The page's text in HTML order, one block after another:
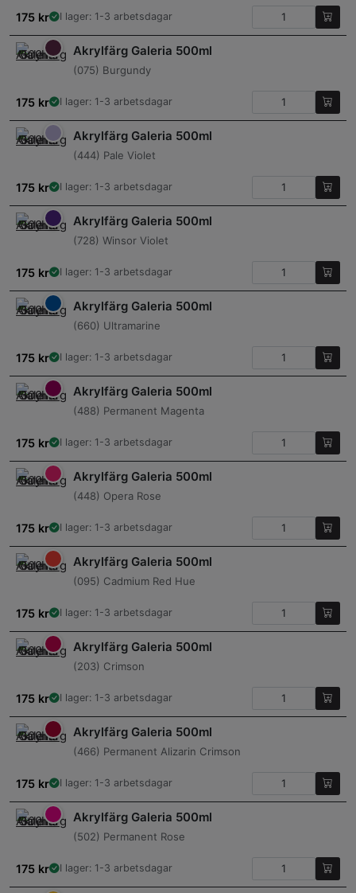
175 kr I lager: 1-3 arbetsdagar
Akrylfärg Galeria 500ml
(075) Burgundy
175 kr I lager: 1-3 arbetsdagar
Akrylfärg Galeria 500ml
(444) Pale Violet
175 kr I lager: 1-3 arbetsdagar
Akrylfärg Galeria 500ml
(728) Winsor Violet
175 kr I lager: 1-3 arbetsdagar
Akrylfärg Galeria 500ml
(660) Ultramarine
175 kr I lager: 1-3 arbetsdagar
Akrylfärg Galeria 500ml
(488) Permanent Magenta
175 kr I lager: 1-3 arbetsdagar
Akrylfärg Galeria 500ml
(448) Opera Rose
175 kr I lager: 1-3 arbetsdagar
Akrylfärg Galeria 500ml
(095) Cadmium Red Hue
175 kr I lager: 1-3 arbetsdagar
Akrylfärg Galeria 500ml
(203) Crimson
175 kr I lager: 1-3 arbetsdagar
Akrylfärg Galeria 500ml
(466) Permanent Alizarin Crimson
175 kr I lager: 1-3 arbetsdagar
Akrylfärg Galeria 500ml
(502) Permanent Rose
175 kr I lager: 1-3 arbetsdagar